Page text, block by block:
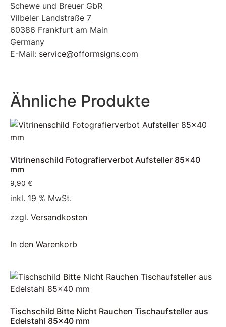
Schewe und Breuer GbR
Vilbeler Landstraße 7
60386 Frankfurt am Main
Germany
E-Mail: service@offormsigns.com
Ähnliche Produkte
Vitrinenschild Fotografierverbot Aufsteller 85×40
mm
9,90 €
inkl. 19 % MwSt.
zzgl. Versandkosten
In den Warenkorb
Tischschild Bitte Nicht Rauchen Tischaufsteller aus
Edelstahl 85×40 mm